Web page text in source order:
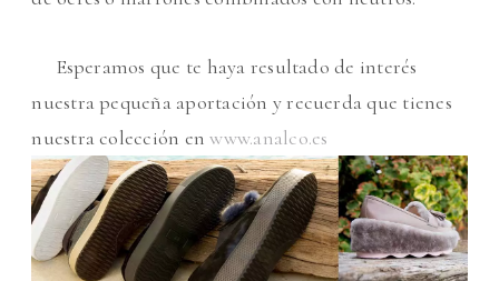
Esperamos que te haya resultado de interés
nuestra pequeña aportación y recuerda que tienes
nuestra colección enwww.analco.es